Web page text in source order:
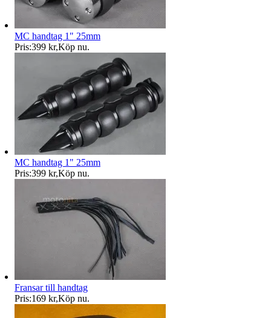
MC handtag 1" 25mm
Pris:399 kr,Köp nu.
MC handtag 1" 25mm
Pris:399 kr,Köp nu.
Fransar till handtag
Pris:169 kr,Köp nu.